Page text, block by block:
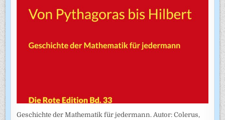
Geschichte der Mathematik für jedermann. Autor: Colerus,